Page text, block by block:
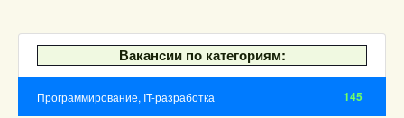
Вакансии по категориям:
Программирование, IT-разработка 145